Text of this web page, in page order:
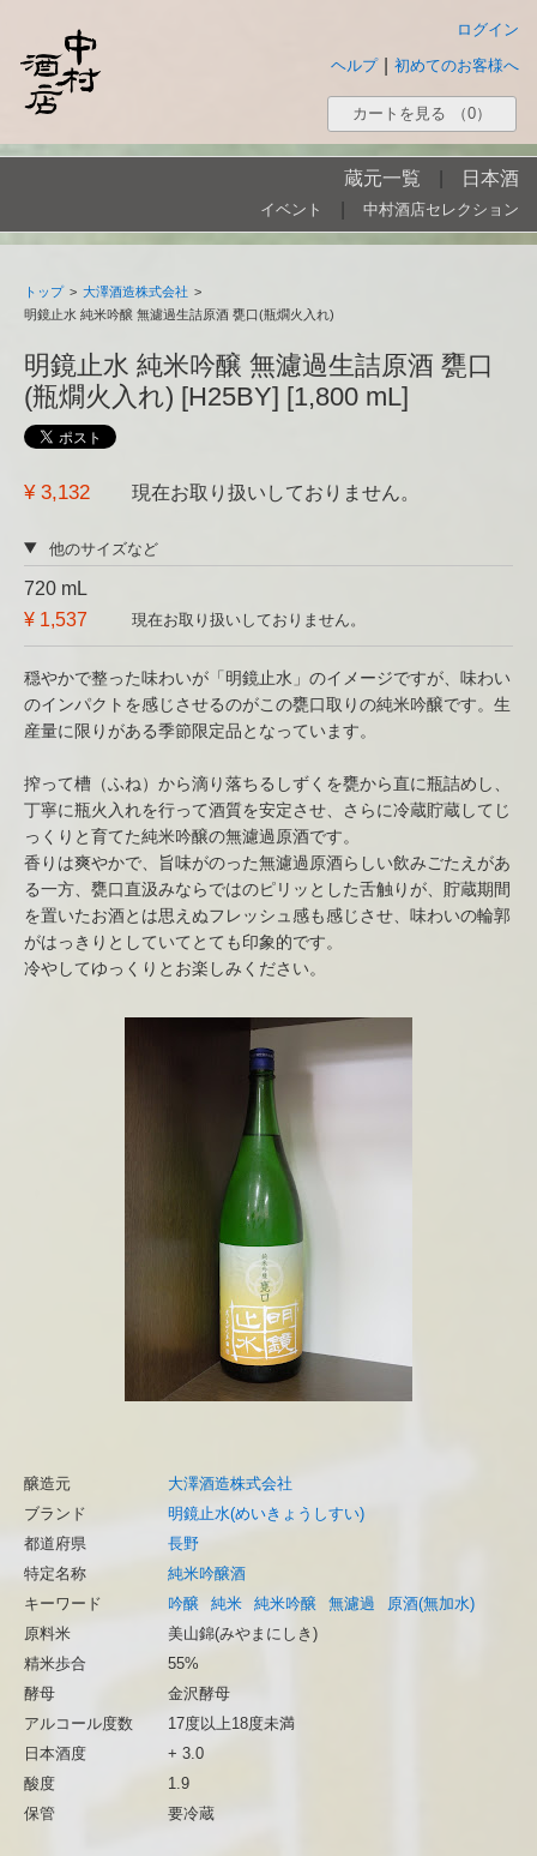
ログイン
初めてのお客様へ
ヘルプ
カートを見る （0）
蔵元一覧 日本酒
イベント 中村酒店セレクション
トップ > 大澤酒造株式会社 >
明鏡止水 純米吟醸 無濾過生詰原酒 甕口(瓶燗火入れ)
明鏡止水 純米吟醸 無濾過生詰原酒 甕口
(瓶燗火入れ) [H25BY] [1,800 mL]
¥ 3,132 現在お取り扱いしておりません。
他のサイズなど
720 mL
¥ 1,537
現在お取り扱いしておりません。
穏やかで整った味わいが「明鏡止水」のイメージですが、味わい
のインパクトを感じさせるのがこの甕口取りの純米吟醸です。生
産量に限りがある季節限定品となっています。
搾って槽（ふね）から滴り落ちるしずくを甕から直に瓶詰めし、
丁寧に瓶火入れを行って酒質を安定させ、さらに冷蔵貯蔵してじ
っくりと育てた純米吟醸の無濾過原酒です。
香りは爽やかで、旨味がのった無濾過原酒らしい飲みごたえがあ
る一方、甕口直汲みならではのピリッとした舌触りが、貯蔵期間
を置いたお酒とは思えぬフレッシュ感も感じさせ、味わいの輪郭
がはっきりとしていてとても印象的です。
冷やしてゆっくりとお楽しみください。
醸造元
大澤酒造株式会社
ブランド
明鏡止水(めいきょうしすい)
都道府県
長野
特定名称
純米吟醸酒
キーワード
吟醸 純米 純米吟醸 無濾過
原酒(無加水)
原料米
美山錦(みやまにしき)
精米歩合
55%
酵母
金沢酵母
アルコール度数
17度以上18度未満
日本酒度
+ 3.0
酸度
1.9
保管
要冷蔵